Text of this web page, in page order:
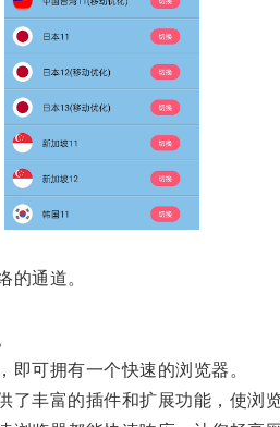
通道。
可拥有一个快速的浏览器。
丰富的插件和扩展功能，使浏览